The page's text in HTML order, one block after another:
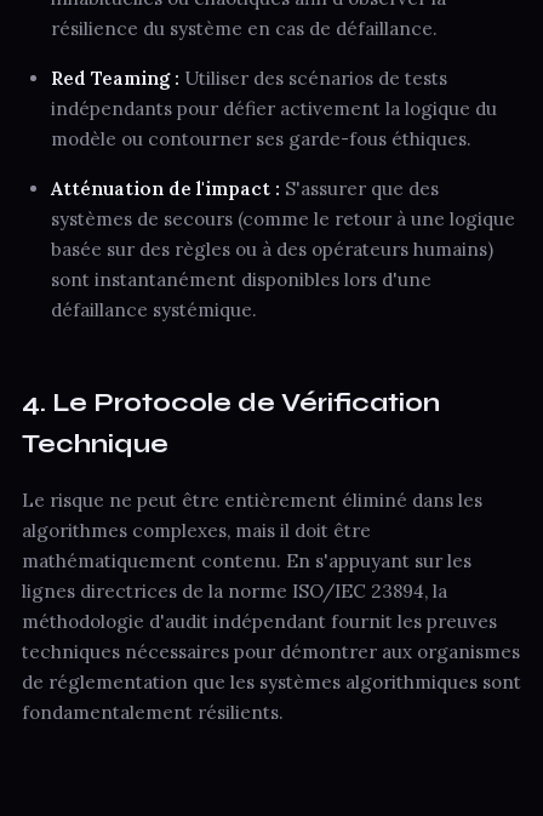
résilience du système en cas de défaillance.
Red Teaming : Utiliser des scénarios de tests
indépendants pour défier activement la logique du
modèle ou contourner ses garde-fous éthiques.
Atténuation de l'impact : S'assurer que des
systèmes de secours (comme le retour à une logique
basée sur des règles ou à des opérateurs humains)
sont instantanément disponibles lors d'une
défaillance systémique.
4. Le Protocole de Vérification
Technique
Le risque ne peut être entièrement éliminé dans les
algorithmes complexes, mais il doit être
mathématiquement contenu. En s'appuyant sur les
lignes directrices de la norme ISO/IEC 23894, la
méthodologie d'audit indépendant fournit les preuves
techniques nécessaires pour démontrer aux organismes
de réglementation que les systèmes algorithmiques sont
fondamentalement résilients.